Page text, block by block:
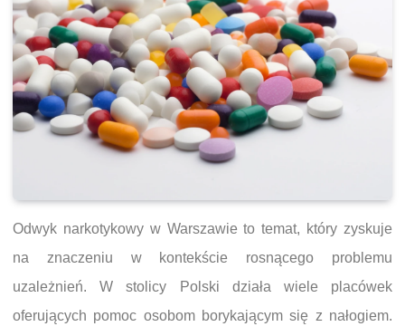
Odwyk narkotykowy w Warszawie to temat, który zyskuje
na znaczeniu w kontekście rosnącego problemu
uzależnień. W stolicy Polski działa wiele placówek
oferujących pomoc osobom borykającym się z nałogiem.